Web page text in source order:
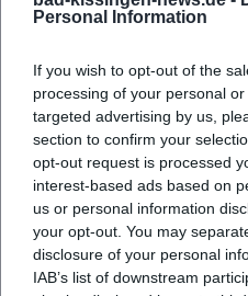
Personal Information
If you wish to opt-out of the
processing of your personal
targeted advertising by us,
section to confirm your
opt-out request is processed
interest-based ads based on
us or personal information
your opt-out. You may
disclosure of your personal
IAB’s list of downstream
Wann beginnt die
Wo findet der Wiener
Was kann ich beim
Wie viel kostet der